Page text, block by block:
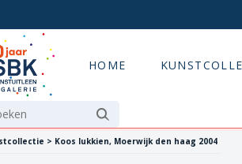
HOME
> Koos lukkien, Moerwijk den haag 2004